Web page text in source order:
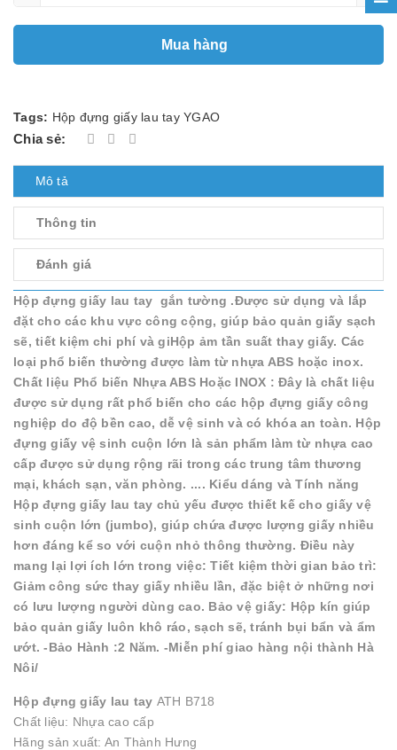
Mua hàng
Tags: Hộp đựng giấy lau tay YGAO
Chia sẻ:
Mô tả
Thông tin
Đánh giá
Hộp đựng giấy lau tay gắn tường .Được sử dụng và lắp
đặt cho các khu vực công cộng, giúp bảo quản giấy sạch
sẽ, tiết kiệm chi phí và giHộp ảm tần suất thay giấy. Các
loại phổ biến thường được làm từ nhựa ABS hoặc inox.
Chất liệu Phổ biến Nhựa ABS Hoặc INOX : Đây là chất liệu
được sử dụng rất phổ biến cho các hộp đựng giấy công
nghiệp do độ bền cao, dễ vệ sinh và có khóa an toàn. Hộp
đựng giấy vệ sinh cuộn lớn là sản phẩm làm từ nhựa cao
cấp được sử dụng rộng rãi trong các trung tâm thương
mại, khách sạn, văn phòng. .... Kiểu dáng và Tính năng
Hộp đựng giấy lau tay chủ yếu được thiết kế cho giấy vệ
sinh cuộn lớn (jumbo), giúp chứa được lượng giấy nhiều
hơn đáng kể so với cuộn nhỏ thông thường. Điều này
mang lại lợi ích lớn trong việc: Tiết kiệm thời gian bảo trì:
Giảm công sức thay giấy nhiều lần, đặc biệt ở những nơi
có lưu lượng người dùng cao. Bảo vệ giấy: Hộp kín giúp
bảo quản giấy luôn khô ráo, sạch sẽ, tránh bụi bẩn và ẩm
ướt. -Bảo Hành :2 Năm. -Miễn phí giao hàng nội thành Hà
Nôi/
Hộp đựng giấy lau tay ATH B718
Chất liệu: Nhựa cao cấp
Hãng sản xuất: An Thành Hưng